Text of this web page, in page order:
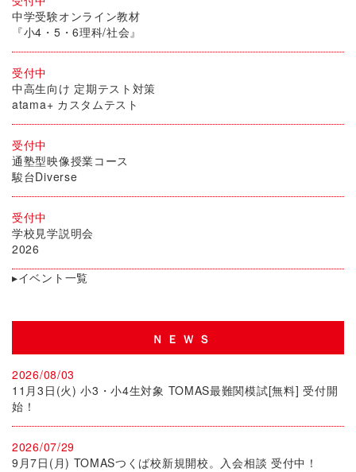
中学受験オンライン教材
『小4・5・6理科/社会』
受付中
中高生向け 定期テスト対策
atama+ カスタムテスト
受付中
通塾型映像授業コース
駿台Diverse
受付中
学校見学説明会
2026
▸イベント一覧
ＮＥＷＳ
2026/08/03
11月3日(火) 小3・小4生対象 TOMAS最難関模試[無料] 受付開
始！
2026/07/29
9月7日(月) TOMASつくば校新規開校。入会相談 受付中！